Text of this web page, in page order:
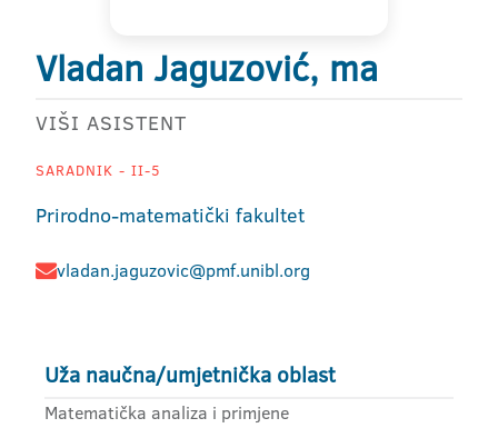
Vladan Jaguzović, ma
VIŠI ASISTENT
SARADNIK - II-5
Prirodno-matematički fakultet
vladan.jaguzovic@pmf.unibl.org
Uža naučna/umjetnička oblast
Matematička analiza i primjene